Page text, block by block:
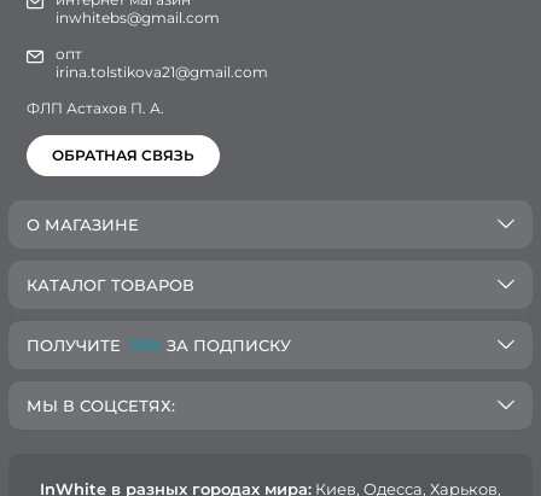
inwhitebs@gmail.com
опт
irina.tolstikova21@gmail.com
ФЛП Астахов П. А.
ОБРАТНАЯ СВЯЗЬ
О МАГАЗИНЕ
КАТАЛОГ ТОВАРОВ
ПОЛУЧИТЕ -10% ЗА ПОДПИСКУ
МЫ В СОЦСЕТЯХ:
InWhite в разных городах мира: Киев, Oдесса, Харьков,